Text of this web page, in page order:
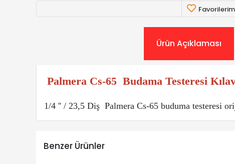
Ürün Açıklaması
Palmera Cs-65 Budama Testeresi
1/4 '' / 23,5 Diş Palmera Cs-65 buduma testeresi
Benzer Ürünler